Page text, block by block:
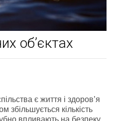
об’єктах
є життя і здоров’я
кількість
впливають на безпеку